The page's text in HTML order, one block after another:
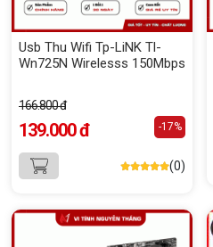
Usb Thu Wifi Tp-LiNK Tl-
Wn725N Wirelesss 150Mbps
166.800 đ
139.000 đ -17%
(0)